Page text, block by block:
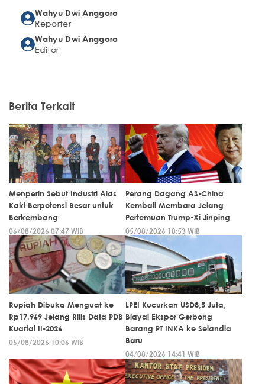
Wahyu Dwi Anggoro
Reporter
Wahyu Dwi Anggoro
Editor
Berita Terkait
Menperin Sebut Industri Alas
Kaki Berpotensi Besar untuk
Berkembang
06/08/2026 07:47 WIB
Perang Dagang AS-China
Kembali Membara Jelang
Pertemuan Trump-Xi Jinping
05/08/2026 18:53 WIB
Rupiah Dibuka Menguat ke
Rp17.969 Jelang Rilis Data PDB
Kuartal II-2026
05/08/2026 10:06 WIB
LPEI Kucurkan USD8,5 Juta,
Biayai Ekspor Gerbong
Barang PT INKA ke Selandia
Baru
04/08/2026 14:41 WIB